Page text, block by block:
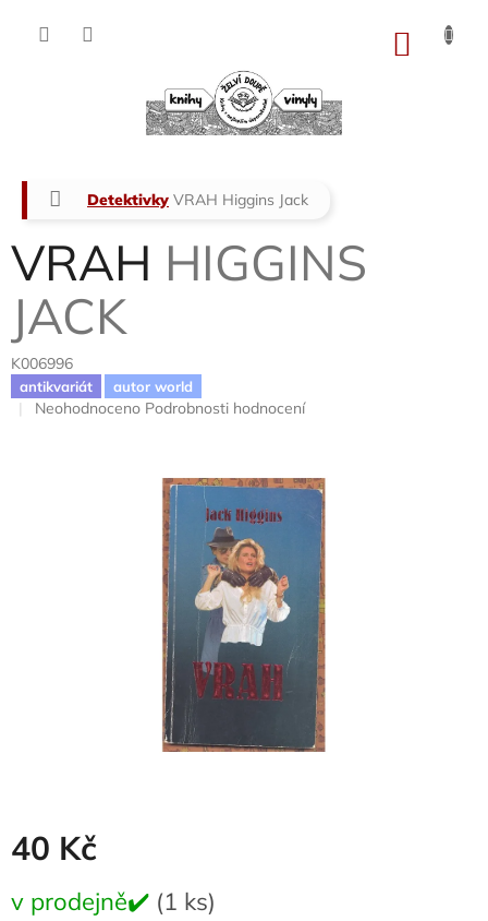
Domů
Detektivky VRAH Higgins Jack
VRAH HIGGINS
JACK
K006996
antikvariát autor world
Průměrné
Neohodnoceno Podrobnosti hodnocení
40 Kč
cena:
v prodejně✔️ (1 ks)